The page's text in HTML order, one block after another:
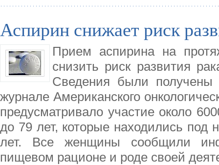
Аспирин снижает риск
Прием аспирина на
снизить риск развития
Сведения были
журнале Американского
предусматривало участие около
до 79 лет, которые находились
лет. Все женщины сообщили
пищевом рационе и роде своей